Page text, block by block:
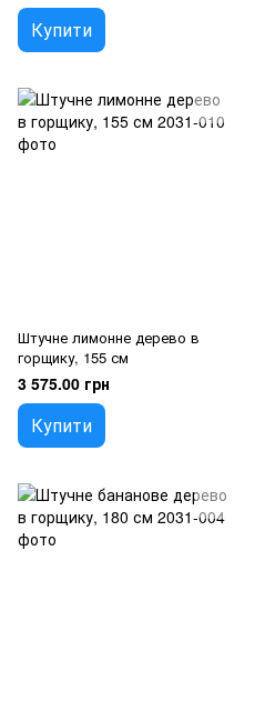
Купити
Штучне лимонне дерево в
горщику, 155 см
3 575.00 грн
Купити